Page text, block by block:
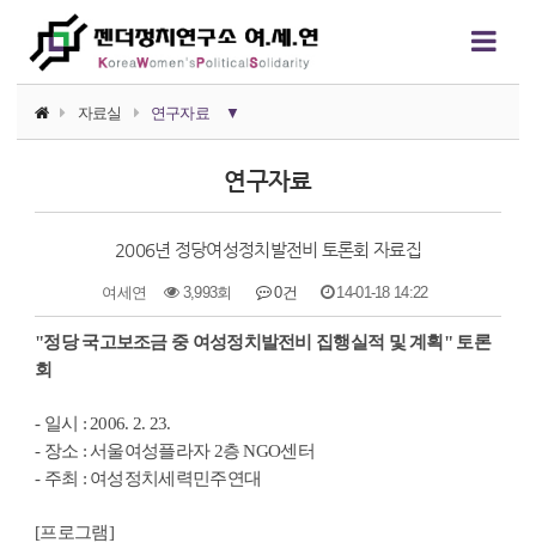
자료실 연구자료 ▼
논평/성명
언론보도
행사자료
정치에서의 여성폭력
연구자료
2006년 정당여성정치발전비 토론회 자료집
여세연 3,993회 0건 14-01-18 14:22
본문
"정당 국고보조금 중 여성정치발전비 집행실적 및 계획" 토론
회
- 일시 : 2006. 2. 23.
- 장소 : 서울여성플라자 2층 NGO센터
- 주최 : 여성정치세력민주연대
[프로그램]